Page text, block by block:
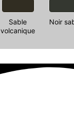
Sable
volcanique
Noir